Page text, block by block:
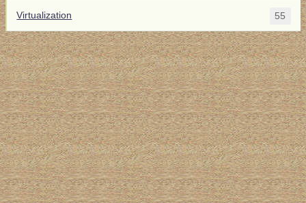
Virtualization 55